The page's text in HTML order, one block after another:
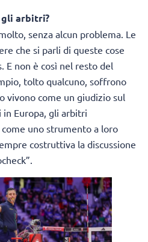
gli arbitri?
senza alcun problema. Le
che si parli di queste cose
E non è così nel resto del
tolto qualcuno, soffrono
vivono come un giudizio sul
in Europa, gli arbitri
uno strumento a loro
costruttiva la discussione